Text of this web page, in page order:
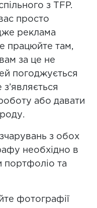
з TFP.
просто
реклама
працюйте там,
за це не
погоджується
або давати
з обох
необхідно в
портфоліо та
фотографії